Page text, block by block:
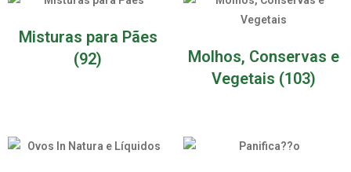
Misturas para Pães
(92)
Molhos, Conservas e
Vegetais (103)